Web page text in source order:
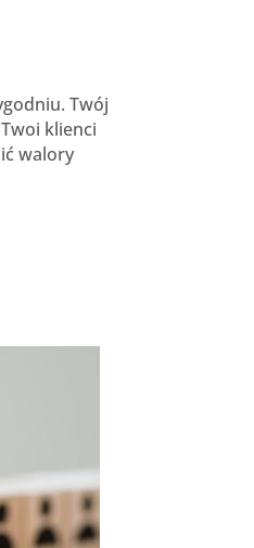
Twój
klienci
walory